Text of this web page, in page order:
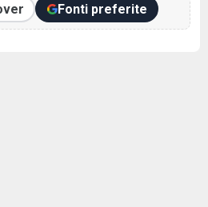
Fonti preferite